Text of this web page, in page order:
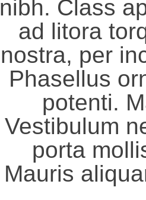
nibh. Class
ad litora
nostra, per
Phasellus
potenti.
Vestibulum
porta
Mauris